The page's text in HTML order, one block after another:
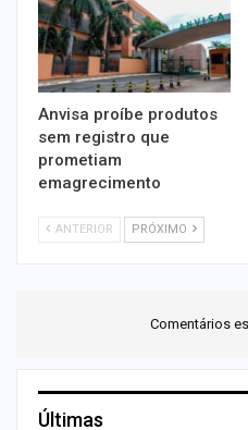
Anvisa proíbe produtos
sem registro que
prometiam
emagrecimento
ANTERIOR PRÓXIMO
Comentários
Últimas